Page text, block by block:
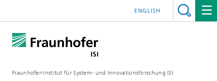
Fraunhofer-Institut für System- und Innovationsforschung ISI
ENGLISH